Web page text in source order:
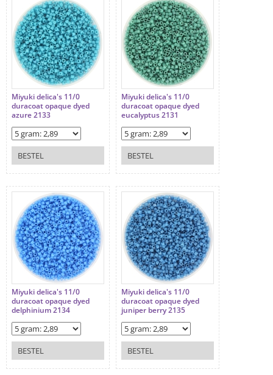
Miyuki delica's 11/0
duracoat opaque dyed
azure 2133
BESTEL
Miyuki delica's 11/0
duracoat opaque dyed
eucalyptus 2131
BESTEL
Miyuki delica's 11/0
duracoat opaque dyed
delphinium 2134
BESTEL
Miyuki delica's 11/0
duracoat opaque dyed
juniper berry 2135
BESTEL